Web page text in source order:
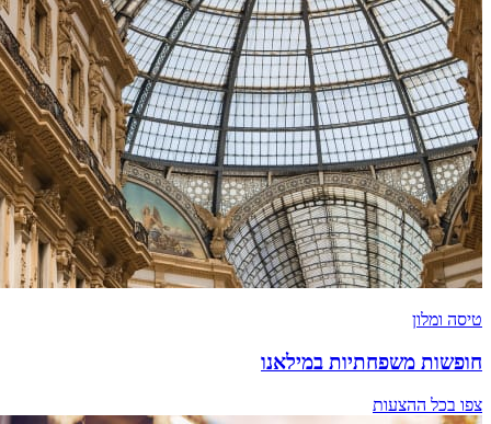
טיסה ומלון
חופשות משפחתיות במילאנו
צפו בכל ההצעות